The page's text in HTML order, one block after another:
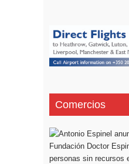
Comercios